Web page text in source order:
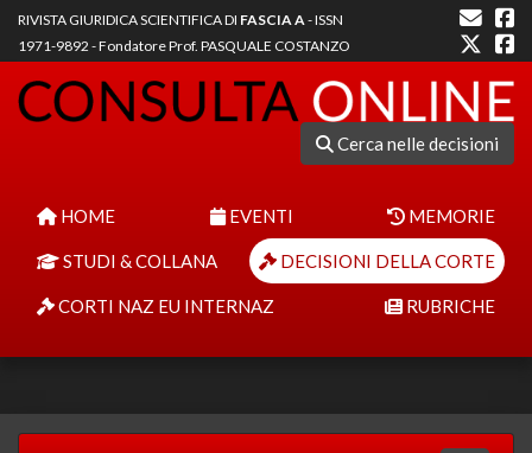
RIVISTA GIURIDICA SCIENTIFICA DI FASCIA A- ISSN
1971-9892 - Fondatore Prof. PASQUALE COSTANZO
Cerca nelle decisioni
HOME EVENTI MEMORIE
STUDI & COLLANA DECISIONI DELLA CORTE
CORTI NAZ EU INTERNAZ RUBRICHE